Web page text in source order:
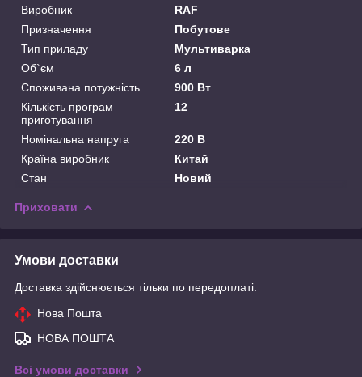
Виробник
RAF
Призначення
Побутове
Тип приладу
Мультиварка
Об`єм
6 л
Споживана потужність
900 Вт
Кількість програм
приготування
12
Номінальна напруга
220 В
Країна виробник
Китай
Стан
Новий
Приховати
Умови доставки
Доставка здійснюється тільки по передоплаті.
Нова Пошта
НОВА ПОШТА
Всі умови доставки